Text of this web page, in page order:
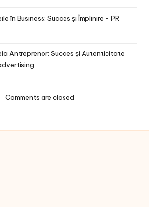
în Business: Succes și Împlinire - PR
Antreprenor: Succes și Autenticitate
Comments are closed